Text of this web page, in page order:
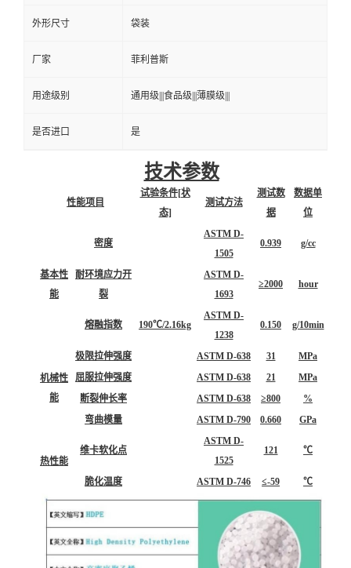
外形尺寸 袋装
厂家 菲利普斯
用途级别 通用级|||食品级|||薄膜级|||
是否进口 是
技术参数
性能项目
试验条件[状
态]
测试方法
测试数
据
数据单
位
基本性
能
密度
ASTM D-
1505
0.939 g/cc
耐环境应力开
裂
ASTM D-
1693
≥2000 hour
熔融指数 190℃/2.16kg
ASTM D-
1238
0.150 g/10min
机械性
能
极限拉伸强度 ASTM D-638 31
MPa
屈服拉伸强度
ASTM D-638 21
MPa
断裂伸长率
ASTM D-638 ≥800
%
弯曲模量
ASTM D-790 0.660 GPa
热性能
维卡软化点
ASTM D-
1525
121 ℃
脆化温度 ASTM D-746 ≤-59 ℃